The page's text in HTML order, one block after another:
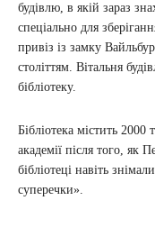
будівлю, в якій зараз
спеціально для
привіз із замку
століттям. Вітальня
бібліотеку.
Бібліотека містить
академії після того, як
бібліотеці навіть
суперечки».